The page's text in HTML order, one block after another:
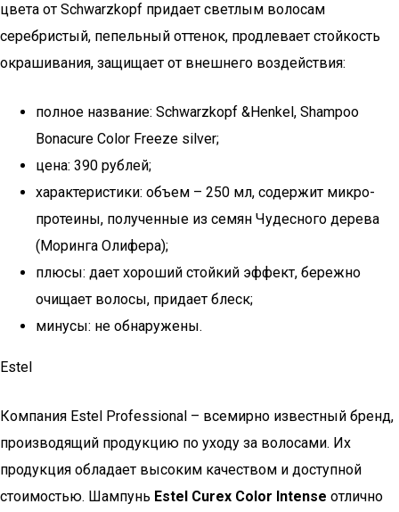
цвета от Schwarzkopf придает светлым волосам
серебристый, пепельный оттенок, продлевает стойкость
окрашивания, защищает от внешнего воздействия:
полное название: Schwarzkopf &Henkel, Shampoo
Bonacure Color Freeze silver;
цена: 390 рублей;
характеристики: объем – 250 мл, содержит микро-
протеины, полученные из семян Чудесного дерева
(Моринга Олифера);
плюсы: дает хороший стойкий эффект, бережно
очищает волосы, придает блеск;
минусы: не обнаружены.
Estel
Компания Estel Professional – всемирно известный бренд,
производящий продукцию по уходу за волосами. Их
продукция обладает высоким качеством и доступной
стоимостью. Шампунь Estel Curex Color Intense отлично